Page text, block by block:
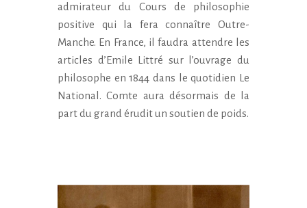
admirateur du Cours de philosophie
positive qui la fera connaître Outre-
Manche. En France, il faudra attendre les
articles d’Emile Littré sur l’ouvrage du
philosophe en 1844 dans le quotidien Le
National. Comte aura désormais de la
part du grand érudit un soutien de poids.